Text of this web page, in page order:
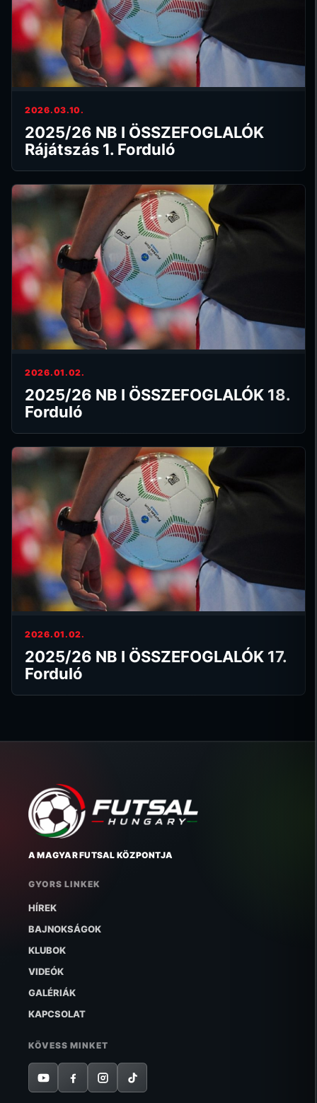
2026.03.10.
2025/26 NB I ÖSSZEFOGLALÓK
Rájátszás 1. Forduló
2026.01.02.
2025/26 NB I ÖSSZEFOGLALÓK 18.
Forduló
2026.01.02.
2025/26 NB I ÖSSZEFOGLALÓK 17.
Forduló
A MAGYAR FUTSAL KÖZPONTJA
GYORS LINKEK
HÍREK
BAJNOKSÁGOK
KLUBOK
VIDEÓK
GALÉRIÁK
KAPCSOLAT
KÖVESS MINKET